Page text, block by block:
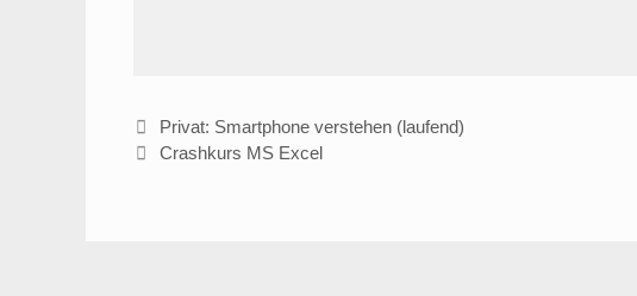
Beitrags-
Navigation
Privat: Smartphone verstehen (laufend)
Crashkurs MS Excel